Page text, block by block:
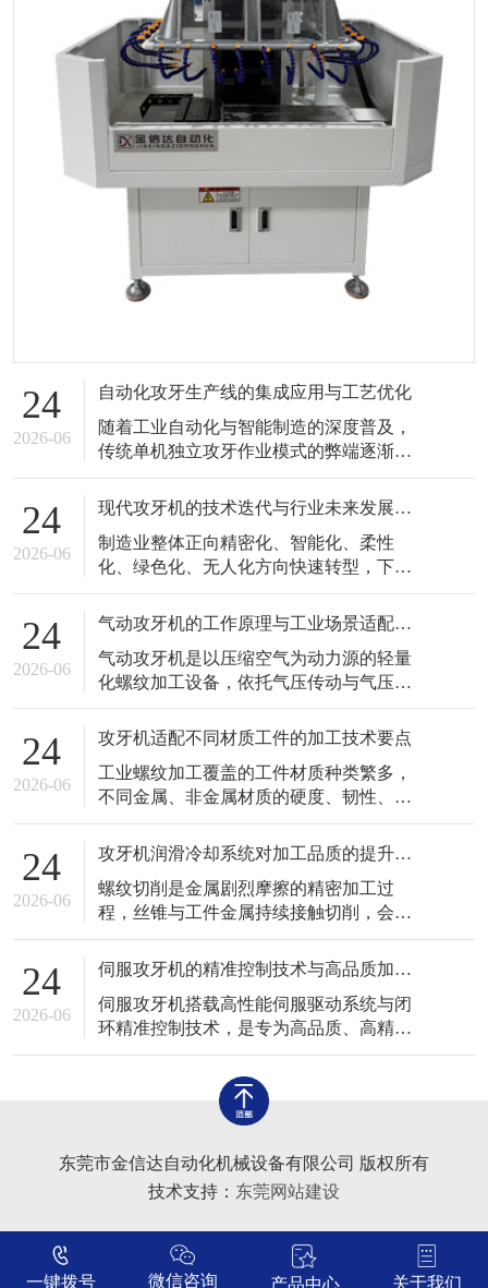
24
2026-06
自动化攻牙生产线的集成应用与工艺优化
随着工业自动化与智能制造的深度普及，
传统单机独立攻牙作业模式的弊端逐渐凸
显，工序分散、人工干预多、转运效率
低、品质一致性差的问题，难以适配现代
化智能工厂的一体化生产需求。自动化攻
牙生产线以攻牙机为核心加工单元，整合
自动上下料、智能输送、精准定位、碎屑
清理、成品分拣等辅助设备，形成全流程
闭环自动化
24
2026-06
现代攻牙机的技术迭代与行业未来发展趋势
制造业整体正向精密化、智能化、柔性
化、绿色化、无人化方向快速转型，下游
产业对螺纹加工的精度标准、品质稳定
性、生产效率、柔性适配能力的要求不断
提升，倒逼攻牙机行业持续开展技术迭代
与性能升级。传统老式攻牙机结构简单、
功能单一、参数粗放、智能化程度低，仅
能满足低标准、粗放式的普通螺纹加工需
求，已经难以
24
2026-06
气动攻牙机的工作原理与工业场景适配优势
气动攻牙机是以压缩空气为动力源的轻量
化螺纹加工设备，依托气压传动与气压调
控原理实现丝锥旋转切削作业，凭借结构
轻便、操作灵活、安全性高、环境适配性
移动式加工、现场修补、多品类小件加工
场景中应用广泛，与固定式自动化攻牙设
备形成良好互补，完善了工业螺纹加工设
备体系。
24
2026-06
攻牙机适配不同材质工件的加工技术要点
工业螺纹加工覆盖的工件材质种类繁多，
不同金属、非金属材质的硬度、韧性、延
展性、切削特性存在明显差异，对应的切
削阻力、摩擦系数、加工变形程度各不相
数加工各类工件，极易出现粘刀、毛刺、
牙型残缺、丝锥断裂、工件变形等加工缺
陷。熟练掌握攻牙机针对不同材质的适配
加工技术
24
2026-06
攻牙机润滑冷却系统对加工品质的提升作用
螺纹切削是金属剧烈摩擦的精密加工过
程，丝锥与工件金属持续接触切削，会产
生大量摩擦热量与细小金属碎屑，高温、
干摩擦、碎屑堆积是导致螺纹瑕疵、丝锥
磨损、工件变形的核心诱因。润滑冷却系
统作为攻牙机的重要辅助核心系统，承担
着降温、润滑、排屑、护刀、提亮螺纹表
面的重要作用，系统运行的稳定性与适配
24
2026-06
伺服攻牙机的精准控制技术与高品质加工优势
伺服攻牙机搭载高性能伺服驱动系统与闭
环精准控制技术，是专为高品质、高精度
螺纹加工打造的专用设备，有效解决了传
统普通攻牙机转速不稳、进给不同步、力
度不可控、螺距偏差、牙型粗糙等诸多问
题，广泛应用于高端精密零部件、高精度
是现代精密螺纹加工的核心主力设备之
一。 传
东莞市金信达自动化机械设备有限公司 版权所有
技术支持： 东莞网站建设
一键拨号 微信咨询 产品中心 关于我们